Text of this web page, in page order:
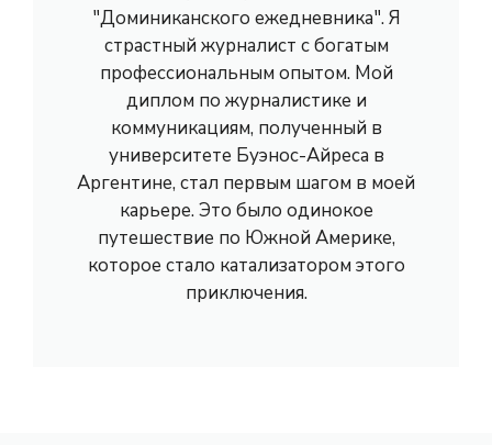
"Доминиканского ежедневника". Я
страстный журналист с богатым
профессиональным опытом. Мой
диплом по журналистике и
коммуникациям, полученный в
университете Буэнос-Айреса в
Аргентине, стал первым шагом в моей
карьере. Это было одинокое
путешествие по Южной Америке,
которое стало катализатором этого
приключения.